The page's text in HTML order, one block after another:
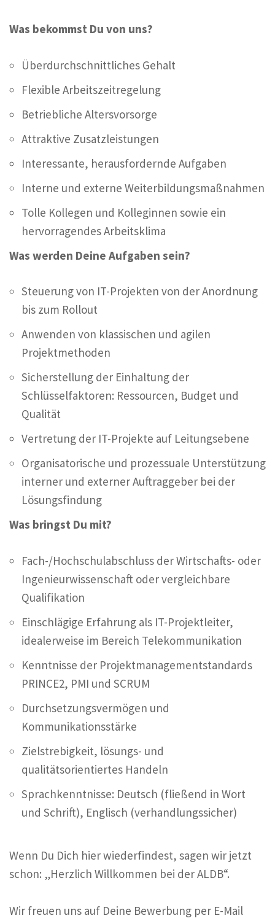
Was bekommst Du von uns?
Überdurchschnittliches Gehalt
Flexible Arbeitszeitregelung
Betriebliche Altersvorsorge
Attraktive Zusatzleistungen
Interessante, herausfordernde Aufgaben
Interne und externe Weiterbildungsmaßnahmen
Tolle Kollegen und Kolleginnen sowie ein
hervorragendes Arbeitsklima
Was werden Deine Aufgaben sein?
Steuerung von IT-Projekten von der Anordnung
bis zum Rollout
Anwenden von klassischen und agilen
Projektmethoden
Sicherstellung der Einhaltung der
Schlüsselfaktoren: Ressourcen, Budget und
Qualität
Vertretung der IT-Projekte auf Leitungsebene
Organisatorische und prozessuale Unterstützung
interner und externer Auftraggeber bei der
Lösungsfindung
Was bringst Du mit?
Fach-/Hochschulabschluss der Wirtschafts- oder
Ingenieurwissenschaft oder vergleichbare
Qualifikation
Einschlägige Erfahrung als IT-Projektleiter,
idealerweise im Bereich Telekommunikation
Kenntnisse der Projektmanagementstandards
PRINCE2, PMI und SCRUM
Durchsetzungsvermögen und
Kommunikationsstärke
Zielstrebigkeit, lösungs- und
qualitätsorientiertes Handeln
Sprachkenntnisse: Deutsch (fließend in Wort
und Schrift), Englisch (verhandlungssicher)
Wenn Du Dich hier wiederfindest, sagen wir jetzt
schon: „Herzlich Willkommen bei der ALDB“.
Wir freuen uns auf Deine Bewerbung per E-Mail